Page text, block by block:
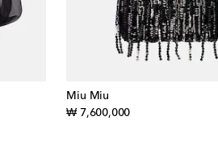
Miu Miu
₩ 7,600,000original price